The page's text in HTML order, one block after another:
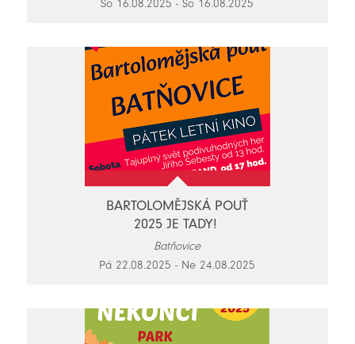
So 16.08.2025 - So 16.08.2025
BARTOLOMĚJSKÁ POUŤ
2025 JE TADY!
Batňovice
Pá 22.08.2025 - Ne 24.08.2025